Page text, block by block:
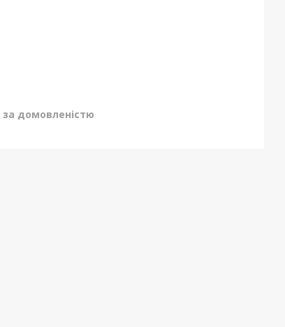
за домовленістю